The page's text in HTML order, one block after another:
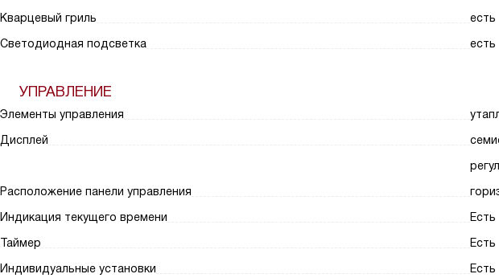
Кварцевый гриль
есть
Светодиодная подсветка
есть
УПРАВЛЕНИЕ
Элементы управления
Дисплей
Расположение панели управления
Индикация текущего времени
Есть
Таймер
Есть
Индивидуальные установки
Есть